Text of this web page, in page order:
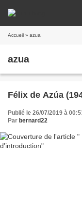
Accueil » azua
azua
Félix de Azúa
Publié le 26/07/2019 à
Par bernard22